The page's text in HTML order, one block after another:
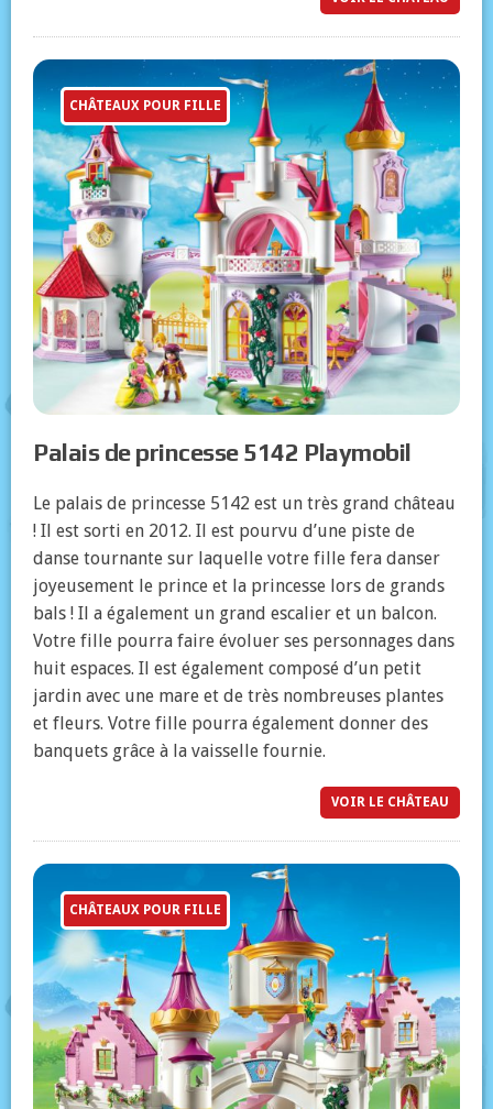
CHÂTEAUX POUR FILLE
Palais de princesse 5142 Playmobil
Le palais de princesse 5142 est un très grand château
! Il est sorti en 2012. Il est pourvu d’une piste de
danse tournante sur laquelle votre fille fera danser
joyeusement le prince et la princesse lors de grands
bals ! Il a également un grand escalier et un balcon.
Votre fille pourra faire évoluer ses personnages dans
huit espaces. Il est également composé d’un petit
jardin avec une mare et de très nombreuses plantes
et fleurs. Votre fille pourra également donner des
banquets grâce à la vaisselle fournie.
VOIR LE CHÂTEAU
CHÂTEAUX POUR FILLE